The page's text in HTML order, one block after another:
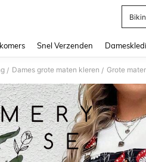
Snel Verzenden
/ Dames grote maten kleren / Grote